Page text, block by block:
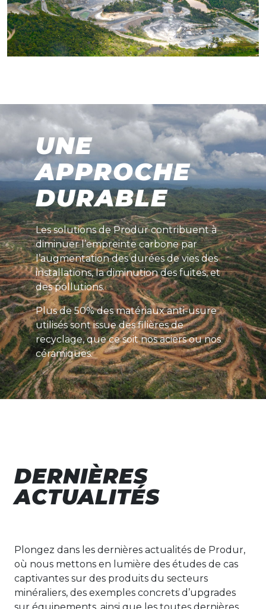
UNE
APPROCHE
DURABLE
Les solutions de Produr contribuent à
diminuer l’empreinte carbone par
l’augmentation des durées de vies des
installations, la diminution des fuites, et
des pollutions.
Plus de 50% des matériaux anti-usure
utilisés sont issue des filières de
recyclage, que ce soit nos aciers ou nos
céramiques.
DERNIÈRES
ACTUALITÉS
Plongez dans les dernières actualités de Produr,
où nous mettons en lumière des études de cas
captivantes sur des produits du secteurs
minéraliers, des exemples concrets d’upgrades
sur équipements, ainsi que les toutes dernières